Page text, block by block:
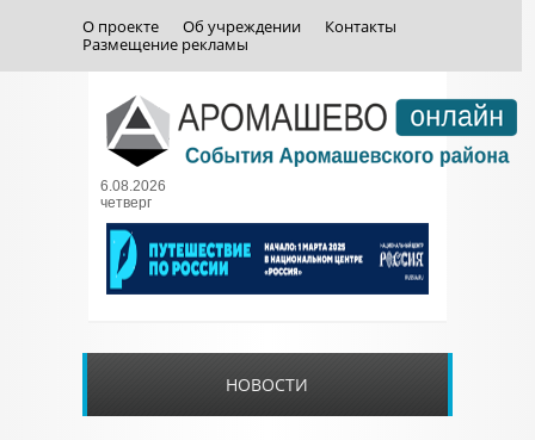
О проекте Об учреждении
Контакты
Размещение рекламы
6.08.2026
четверг
НОВОСТИ